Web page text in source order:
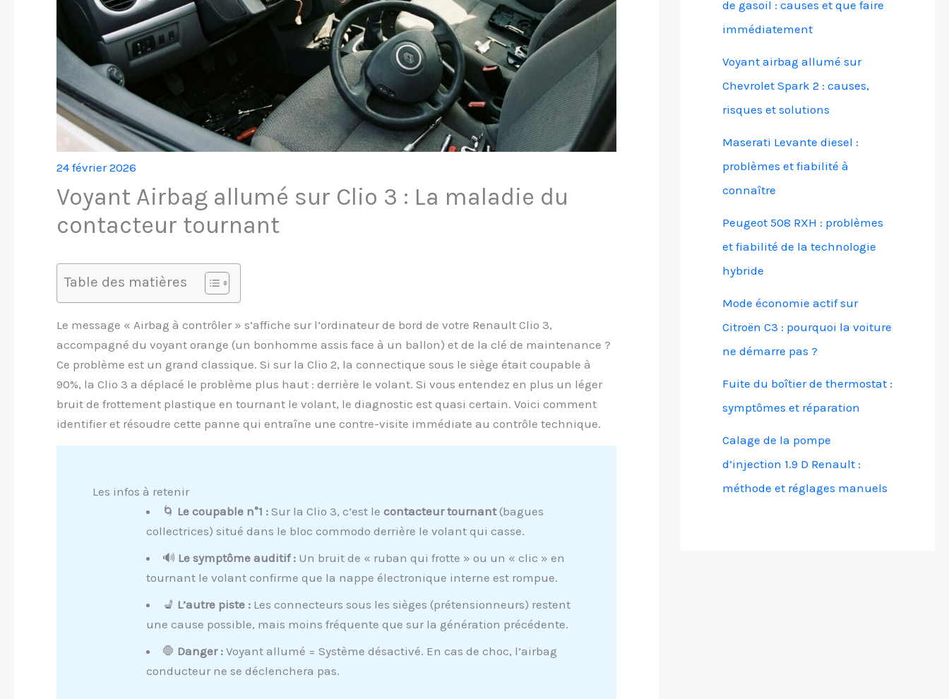
24 février 2026
Voyant Airbag allumé sur Clio 3 : La maladie du
contacteur tournant
Table des matières
Le message « Airbag à contrôler » s’affiche sur l’ordinateur de bord de votre Renault Clio 3,
accompagné du voyant orange (un bonhomme assis face à un ballon) et de la clé de maintenance ?
Ce problème est un grand classique. Si sur la Clio 2, la connectique sous le siège était coupable à
90%, la Clio 3 a déplacé le problème plus haut : derrière le volant. Si vous entendez en plus un léger
bruit de frottement plastique en tournant le volant, le diagnostic est quasi certain. Voici comment
identifier et résoudre cette panne qui entraîne une contre-visite immédiate au contrôle technique.
Les infos à retenir
🌀 Le coupable n°1 : Sur la Clio 3, c’est le contacteur tournant(bagues
collectrices) situé dans le bloc commodo derrière le volant qui casse.
🔊 Le symptôme auditif : Un bruit de « ruban qui frotte » ou un « clic » en
tournant le volant confirme que la nappe électronique interne est rompue.
💺 L’autre piste : Les connecteurs sous les sièges (prétensionneurs) restent
une cause possible, mais moins fréquente que sur la génération précédente.
🛑 Danger : Voyant allumé = Système désactivé. En cas de choc, l’airbag
conducteur ne se déclenchera pas.
de gasoil : causes et que faire
immédiatement
Voyant airbag allumé sur
Chevrolet Spark 2 : causes,
risques et solutions
Maserati Levante diesel :
problèmes et fiabilité à
connaître
Peugeot 508 RXH : problèmes
et fiabilité de la technologie
hybride
Mode économie actif sur
Citroën C3 : pourquoi la voiture
ne démarre pas ?
Fuite du boîtier de thermostat :
symptômes et réparation
Calage de la pompe
d’injection 1.9 D Renault :
méthode et réglages manuels